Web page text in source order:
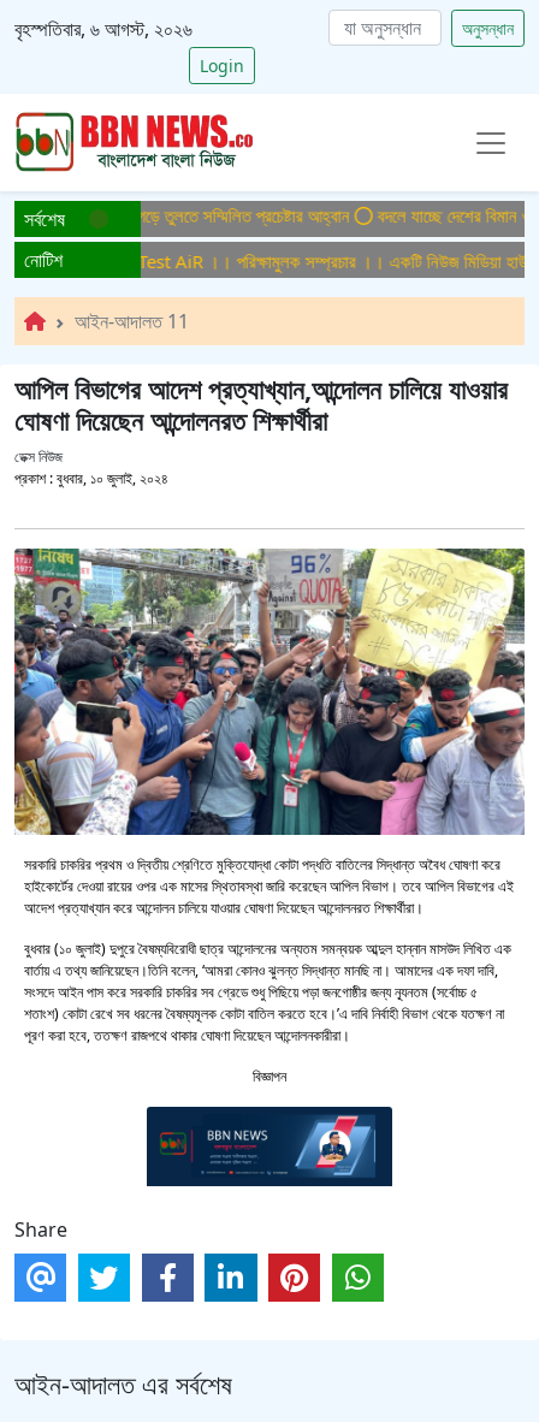
বৃহস্পতিবার, ৬ আগস্ট, ২০২৬
অনুসন্ধান
Login
সর্বশেষবাংলাদেশ গড়ে তুলতে সম্মিলিত প্রচেষ্টার আহ্বান বদলে যাচ্ছে দেশের বিমান ও
নোটিশ
সম্প্রচার ।। Test AiR ।। পরিক্ষামুলক সম্প্রচার ।। একটি নিউজ মিডিয়া
আইন-আদালত 11
আপিল বিভাগের আদেশ প্রত্যাখ্যান,আন্দোলন চালিয়ে যাওয়ার
ঘোষণা দিয়েছেন আন্দোলনরত শিক্ষার্থীরা
ডেক্স নিউজ
প্রকাশ :বুধবার, ১০ জুলাই, ২০২৪
সরকারি চাকরির প্রথম ও দ্বিতীয় শ্রেণিতে মুক্তিযোদ্ধা কোটা পদ্ধতি বাতিলের সিদ্ধান্ত অবৈধ ঘোষণা করে
হাইকোর্টের দেওয়া রায়ের ওপর এক মাসের স্থিতাবস্থা জারি করেছেন আপিল বিভাগ। তবে আপিল বিভাগের এই
আদেশ প্রত্যাখ্যান করে আন্দোলন চালিয়ে যাওয়ার ঘোষণা দিয়েছেন আন্দোলনরত শিক্ষার্থীরা।
বুধবার (১০ জুলাই) দুপুরে বৈষম্যবিরোধী ছাত্র আন্দোলনের অন্যতম সমন্বয়ক আব্দুল হান্নান মাসউদ লিখিত এক
বার্তায় এ তথ্য জানিয়েছেন।তিনি বলেন, ‘আমরা কোনও ঝুলন্ত সিদ্ধান্ত মানছি না। আমাদের এক দফা দাবি,
সংসদে আইন পাস করে সরকারি চাকরির সব গ্রেডে শুধু পিছিয়ে পড়া জনগোষ্ঠীর জন্য ন্যূনতম (সর্বোচ্চ ৫
শতাংশ) কোটা রেখে সব ধরনের বৈষম্যমূলক কোটা বাতিল করতে হবে।’এ দাবি নির্বাহী বিভাগ থেকে যতক্ষণ না
পূরণ করা হবে, ততক্ষণ রাজপথে থাকার ঘোষণা দিয়েছেন আন্দোলনকারীরা।
বিজ্ঞাপন
Share
আইন-আদালত এর সর্বশেষ